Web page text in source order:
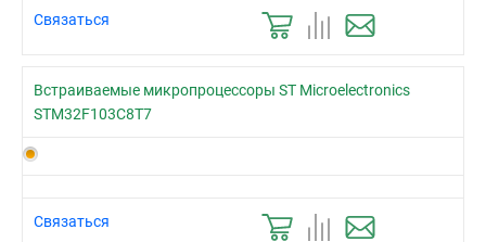
Связаться
Встраиваемые микропроцессоры ST Microelectronics
STM32F103C8T7
Связаться